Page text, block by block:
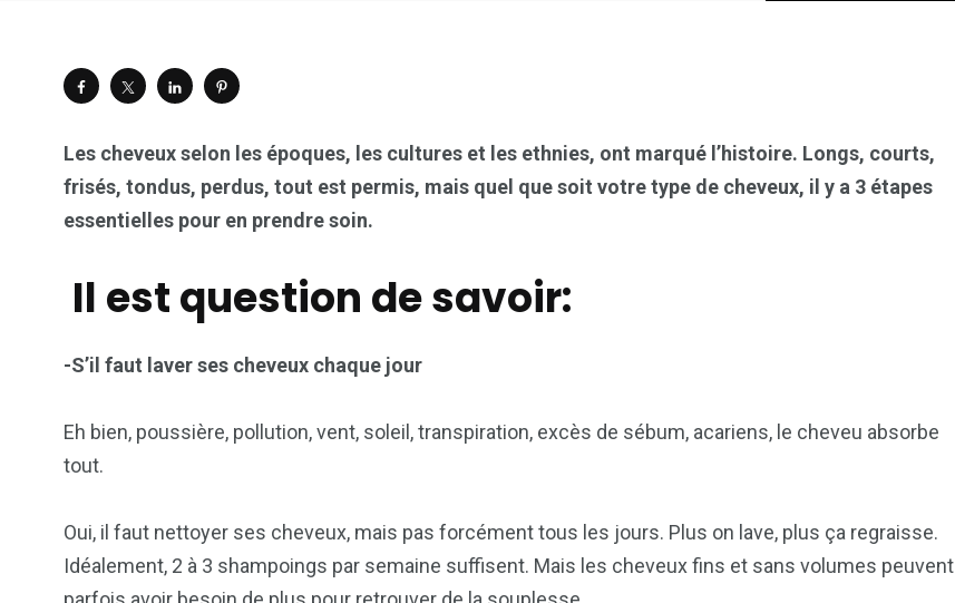
Les cheveux selon les époques, les cultures et les ethnies, ont marqué l’histoire. Longs, courts,
frisés, tondus, perdus, tout est permis, mais quel que soit votre type de cheveux, il y a 3 étapes
essentielles pour en prendre soin.
Il est question de savoir:
-S’il faut laver ses cheveux chaque jour
Eh bien, poussière, pollution, vent, soleil, transpiration, excès de sébum, acariens, le cheveu absorbe
tout.
Oui, il faut nettoyer ses cheveux, mais pas forcément tous les jours. Plus on lave, plus ça regraisse.
Idéalement, 2 à 3 shampoings par semaine suffisent. Mais les cheveux fins et sans volumes peuvent